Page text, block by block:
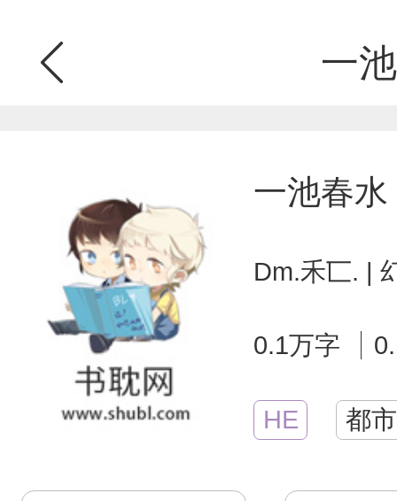
一
一池春水
Dm.禾匸. |
0.1万字
HE 都市